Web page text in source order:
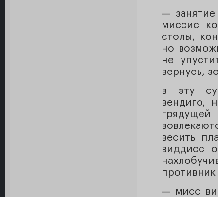
—
миссис
столы,
но
не
вернусь,
в эту
вендиго,
грядущей
весить
виддисс
— мисс